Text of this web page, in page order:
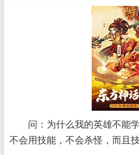
问：为什么我的英雄不能
不会用技能，不会杀怪，而且